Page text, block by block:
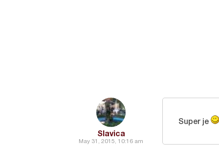
Slavica
May 31, 2015, 10:16 am
Super je